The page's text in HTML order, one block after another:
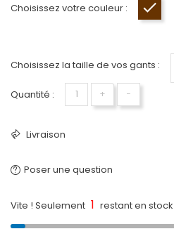
Choisissez votre couleur :
Choisissez la taille de vos gants :
Quantité : + −
Livraison
Poser une question
Vite ! Seulement 1 restant en stock